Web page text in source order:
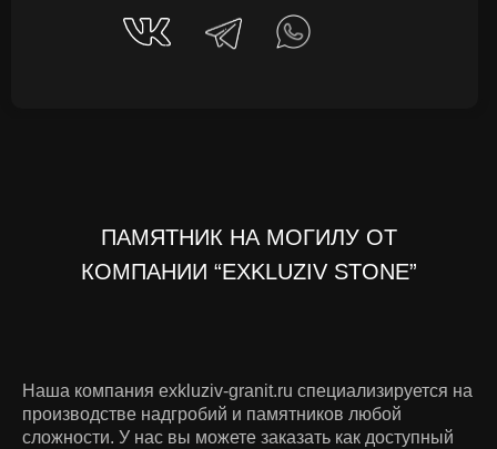
ПАМЯТНИК НА МОГИЛУ ОТ
КОМПАНИИ “EXKLUZIV STONE”
Наша компания exkluziv-granit.ru специализируется на
производстве надгробий и памятников любой
сложности. У нас вы можете заказать как доступный